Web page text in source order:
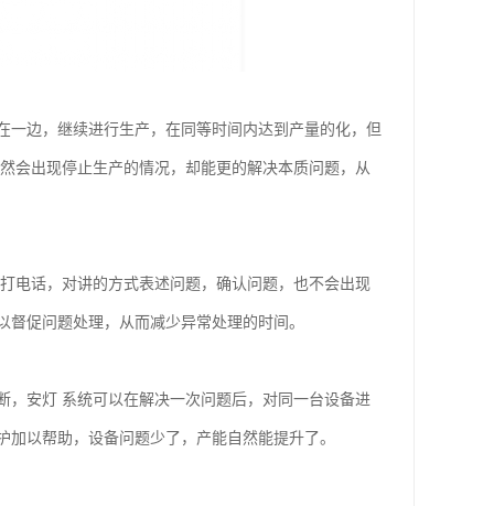
边，继续进行生产，在同等时间内达到产量的化，但
会出现停止生产的情况，却能更的解决本质问题，从
电话，对讲的方式表述问题，确认问题，也不会出现
促问题处理，从而减少异常处理的时间。
安灯 系统可以在解决一次问题后，对同一台设备进
以帮助，设备问题少了，产能自然能提升了。